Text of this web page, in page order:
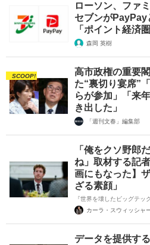
ローソン、ファ
セブンが
「ポイント経済
森岡 英樹
SCOOP!
高市政権の重要
た“裏切り宴席”
らが参加」「来
き出した」
「週刊文春」編集部
「俺をクソ野郎
ね」取材する記
画にもなった】
ざる素顔」
『世界を壊したビッグテッ
カーラ・スウィッシャ
データを提供す